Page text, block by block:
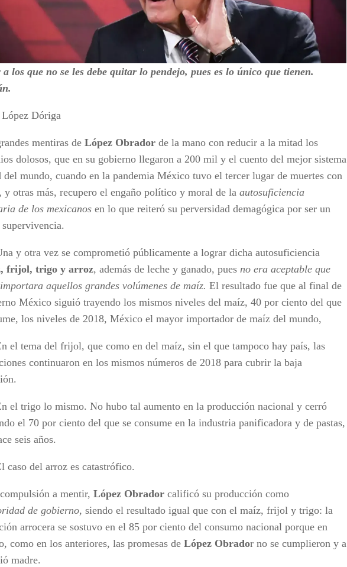
a los que no se les debe quitar lo pendejo, pues es lo único que tienen.
López Dóriga
mentiras de López Obrador de la mano con reducir a la mitad los
dolosos, que en su gobierno llegaron a 200 mil y el cuento del mejor sistema
del mundo, cuando en la pandemia México tuvo el tercer lugar de muertes con
y otras más, recupero el engaño político y moral de la autosuficiencia
de los mexicanos en lo que reiteró su perversidad demagógica por ser un
vez se comprometió públicamente a lograr dicha autosuficiencia
frijol, trigo y arroz, además de leche y ganado, pues no era aceptable que
aquellos grandes volúmenes de maíz. El resultado fue que al final de
México siguió trayendo los mismos niveles del maíz, 40 por ciento del que
los niveles de 2018, México el mayor importador de maíz del mundo,
del frijol, que como en del maíz, sin el que tampoco hay país, las
continuaron en los mismos números de 2018 para cubrir la baja
lo mismo. No hubo tal aumento en la producción nacional y cerró
el 70 por ciento del que se consume en la industria panificadora y de pastas,
seis años.
del arroz es catastrófico.
a mentir, López Obrador calificó su producción como
de gobierno, siendo el resultado igual que con el maíz, frijol y trigo: la
arrocera se sostuvo en el 85 por ciento del consumo nacional porque en
como en los anteriores, las promesas de López Obrador no se cumplieron y a
madre.